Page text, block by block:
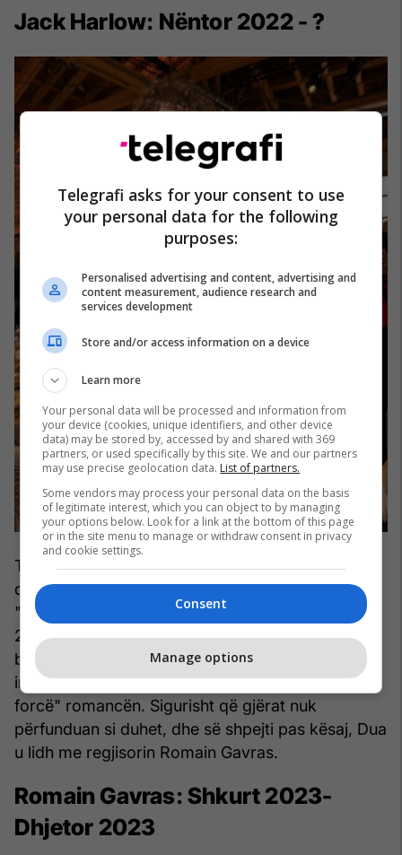
Jack Harlow: Nëntor 2022 - ?
Tabloidi amerikan "Page Six" raportoi që Jack
dhe Dua filluan të takoheshin pasi u takuan në
"Variety Hitmakers Brunch" në nëntor të vitit
2022, ku ajo u bë "shumë e çmendur" pas tij. Një
burim i tha gazetës që Jack ishte "shumë i
interesuar për të" dhe ishte "duke e ndjekur me
forcë" romancën. Sigurisht që gjërat nuk
përfunduan si duhet, dhe së shpejti pas kësaj, Dua
u lidh me regjisorin Romain Gavras.
Romain Gavras: Shkurt 2023-
Dhjetor 2023
Telegrafi asks for your consent to use
your personal data for the following
purposes:
Personalised advertising and content, advertising and
content measurement, audience research and
services development
Store and/or access information on a device
Learn more
Your personal data will be processed and information from
your device (cookies, unique identifiers, and other device
data) may be stored by, accessed by and shared with 369
partners, or used specifically by this site. We and our partners
may use precise geolocation data. List of partners.
Some vendors may process your personal data on the basis
of legitimate interest, which you can object to by managing
your options below. Look for a link at the bottom of this page
or in the site menu to manage or withdraw consent in privacy
and cookie settings.
Consent
Manage options